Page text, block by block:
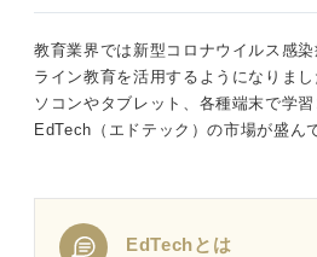
教育業界では新型コロナウイルス感
ライン教育を活用するようになりま
ソコンやタブレット、各種端末で学
EdTech（エドテック）の市場が盛ん
EdTechとは